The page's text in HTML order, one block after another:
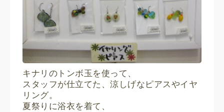
キナリのトンボ玉を使って、
スタッフが仕立てた、涼しげなピアスやイヤ
リング。
夏祭りに浴衣を着て、